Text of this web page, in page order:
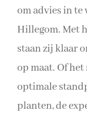
om advies in
Hillegom. Met
staan zij klaar
op maat. Of
optimale
planten, de